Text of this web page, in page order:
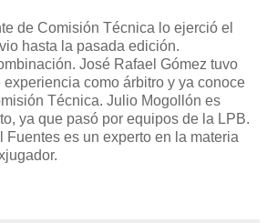
de Comisión Técnica lo ejerció el
hasta la pasada edición.
José Rafael Gómez tuvo
como árbitro y ya conoce
Técnica. Julio Mogollón es
ya que pasó por equipos de la LPB.
Fuentes es un experto en la materia